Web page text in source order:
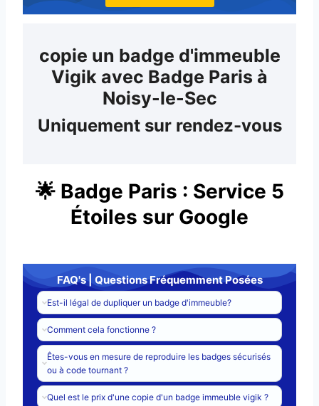
copie un badge d'immeuble
Vigik avec Badge Paris à
Noisy-le-Sec
Uniquement sur rendez-vous
​🌟 Badge Paris : Service 5
Étoiles sur Google
FAQ's | Questions Fréquemment Posées
Est-il légal de dupliquer un badge d'immeuble?
Comment cela fonctionne ?
Êtes-vous en mesure de reproduire les badges sécurisés
ou à code tournant ?
Quel est le prix d'une copie d'un badge immeuble vigik ?